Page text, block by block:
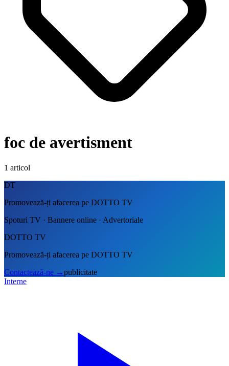
foc de avertisment
1 articol
DT
Promovează-ți afacerea pe DOTTO TV
Spoturi TV · Bannere online · Advertoriale
DOTTO TV
Promovează-ți afacerea pe DOTTO TV
Contactează-ne →publicitate
Interne